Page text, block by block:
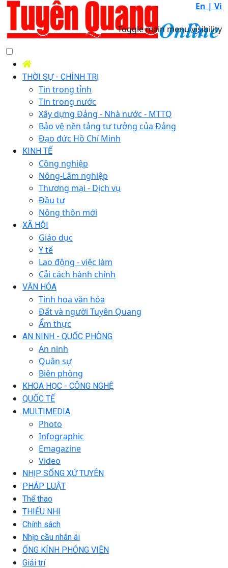
En | Vi
Toggle main menu visibility
THỜI SỰ - CHÍNH TRỊ
Tin trong tỉnh
Tin trong nước
Xây dựng Đảng - Nhà nước - MTTQ
Bảo vệ nền tảng tư tưởng của Đảng
Đạo đức Hồ Chí Minh
KINH TẾ
Công nghiệp
Nông-Lâm nghiệp
Thương mại - Dịch vụ
Đầu tư
Nông thôn mới
XÃ HỘI
Giáo dục
Y tế
Lao động - việc làm
Cải cách hành chính
VĂN HÓA
Tinh hoa văn hóa
Đất và người Tuyên Quang
Ẩm thực
AN NINH - QUỐC PHÒNG
An ninh
Quân sự
Biên phòng
KHOA HỌC - CÔNG NGHỆ
QUỐC TẾ
MULTIMEDIA
Photo
Infographic
Emagazine
Video
NHỊP SỐNG XỨ TUYÊN
PHÁP LUẬT
Thể thao
THIẾU NHI
Chính sách
Nhịp cầu nhân ái
ỐNG KÍNH PHÓNG VIÊN
Giải trí